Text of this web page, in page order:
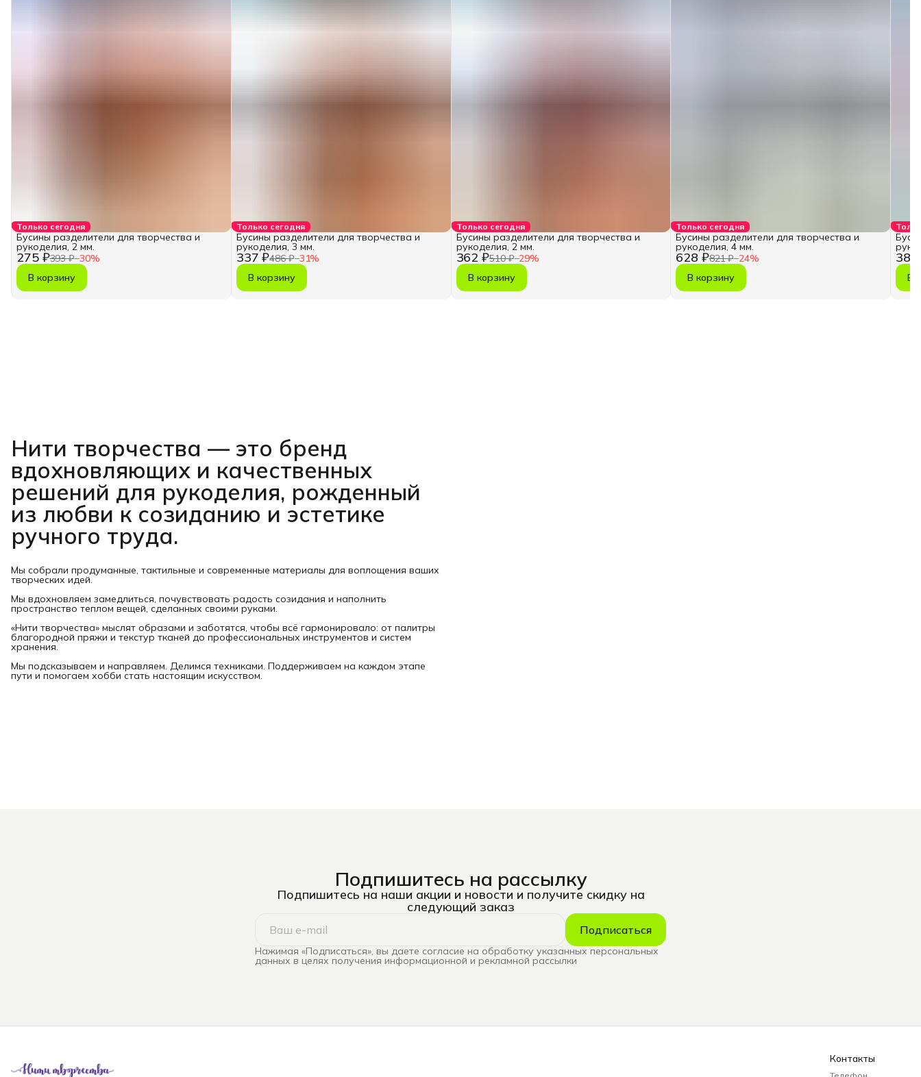
Только сегодня
275 ₽393 ₽−30%
Бусины разделители для творчества и
рукоделия, 2 мм.
В корзину
Только сегодня
337 ₽486 ₽−31%
Бусины разделители для творчества и
рукоделия, 3 мм.
В корзину
Только сегодня
362 ₽510 ₽−29%
Бусины разделители для творчества и
рукоделия, 2 мм.
В корзину
Только сегодня
628 ₽821 ₽−24%
Бусины разделители для творчества и
рукоделия, 4 мм.
В корзину
389
В
Нити творчества — это бренд
вдохновляющих и качественных
решений для рукоделия, рожденный
из любви к созиданию и эстетике
ручного труда.
Мы собрали продуманные, тактильные и современные материалы для воплощения ваших
творческих идей.
Мы вдохновляем замедлиться, почувствовать радость созидания и наполнить
пространство теплом вещей, сделанных своими руками.
«Нити творчества» мыслят образами и заботятся, чтобы всё гармонировало: от палитры
благородной пряжи и текстур тканей до профессиональных инструментов и систем
хранения.
Мы подсказываем и направляем. Делимся техниками. Поддерживаем на каждом этапе
пути и помогаем хобби стать настоящим искусством.
Подпишитесь на рассылку
Подпишитесь на наши акции и новости и получите скидку на
следующий заказ
Подписаться
Нажимая «Подписаться», вы даете согласие на обработку указанных персональных
данных в целях получения информационной и рекламной рассылки
Контакты